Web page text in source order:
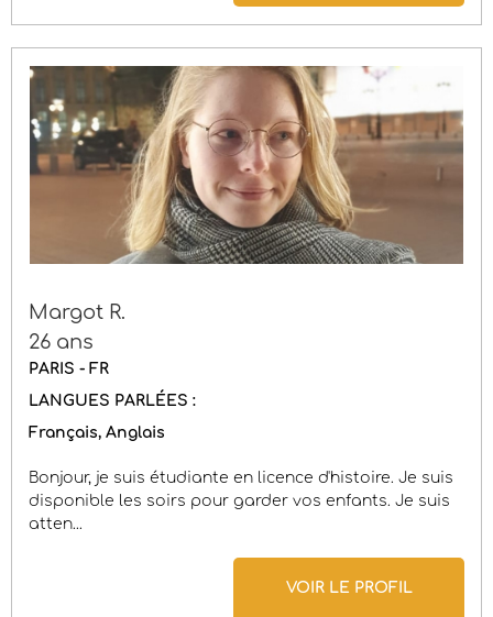
Margot R.
26 ans
PARIS - FR
LANGUES PARLÉES :
Français Anglais
Bonjour, je suis étudiante en licence d'histoire. Je suis
disponible les soirs pour garder vos enfants. Je suis
atten...
VOIR LE PROFIL